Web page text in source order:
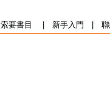
索要書目 新手入門